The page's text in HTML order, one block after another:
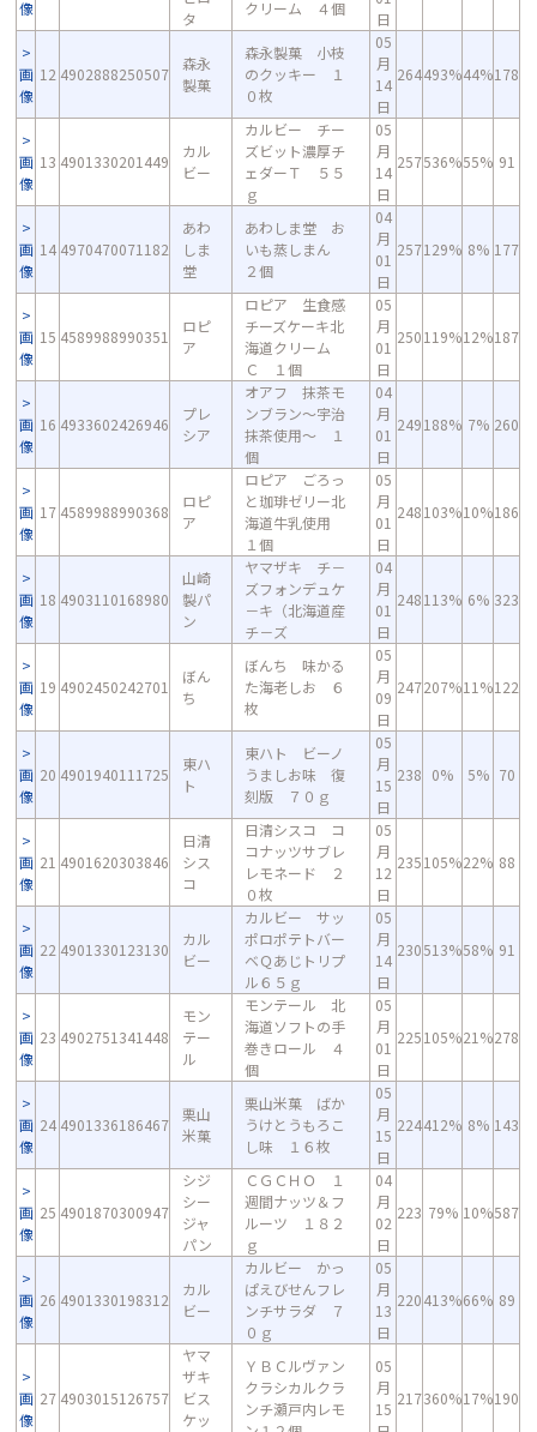
像
タ
クリーム ４個
日
画
像
12 4902888250507
森永
製菓
森永製菓 小枝
のクッキー １
０枚
05
月
14
日
264493%44%178
画
像
13 4901330201449
カル
ビー
カルビー チー
ズビット濃厚チ
ェダーＴ ５５
ｇ
05
月
14
日
257536%55% 91
画
像
14 4970470071182
あわ
しま
堂
あわしま堂 お
いも蒸しまん
２個
04
月
01
日
257129% 8% 177
画
像
15 4589988990351
ロピ
ア
ロピア 生食感
チーズケーキ北
海道クリーム
Ｃ １個
05
月
01
日
250119%12%187
画
像
16 4933602426946
プレ
シア
オアフ 抹茶モ
ンブラン～宇治
抹茶使用～ １
個
04
月
01
日
249188% 7% 260
画
像
17 4589988990368
ロピ
ア
ロピア ごろっ
と珈琲ゼリー北
海道牛乳使用
１個
05
月
01
日
248103%10%186
画
像
18 4903110168980
山崎
製パ
ン
ヤマザキ チ－
ズフォンデュケ
－キ（北海道産
チ－ズ
04
月
01
日
248113% 6% 323
画
像
19 4902450242701
ぼん
ち
ぼんち 味かる
た海老しお ６
枚
05
月
09
日
247207%11%122
画
像
20 4901940111725
東ハ
ト
東ハト ビーノ
うましお味 復
刻版 ７０ｇ
05
月
15
日
238 0% 5% 70
画
像
21 4901620303846
日清
シス
コ
日清シスコ コ
コナッツサブレ
レモネード ２
０枚
05
月
12
日
235105%22% 88
画
像
22 4901330123130
カル
ビー
カルビー サッ
ポロポテトバー
ベＱあじトリプ
ル６５ｇ
05
月
14
日
230513%58% 91
画
像
23 4902751341448
モン
テー
ル
モンテール 北
海道ソフトの手
巻きロール ４
個
05
月
01
日
225105%21%278
画
像
24 4901336186467
栗山
米菓
栗山米菓 ばか
うけとうもろこ
し味 １６枚
05
月
15
日
224412% 8% 143
画
像
25 4901870300947
シジ
シー
ジャ
パン
ＣＧＣＨＯ １
週間ナッツ＆フ
ルーツ １８２
ｇ
04
月
02
日
223 79% 10%587
画
像
26 4901330198312
カル
ビー
カルビー かっ
ぱえびせんフレ
ンチサラダ ７
０ｇ
05
月
13
日
220413%66% 89
画
像
27 4903015126757
ヤマ
ザキ
ビス
ケッ
ＹＢＣルヴァン
クラシカルクラ
ンチ瀬戸内レモ
05
月
15
217360%17%190